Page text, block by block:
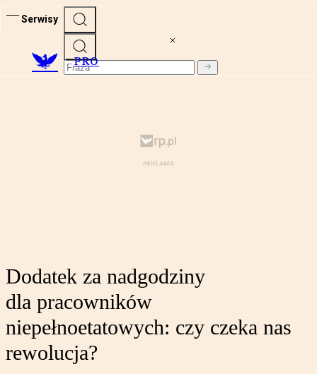
Serwisy
PRO
Dodatek za nadgodziny
dla pracowników
niepełnoetatowych: czy czeka nas
rewolucja?